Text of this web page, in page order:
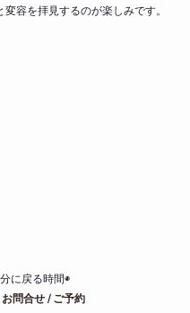
容を拝見するのが楽しみです。
に戻る時間◉
お問合せ / ご予約